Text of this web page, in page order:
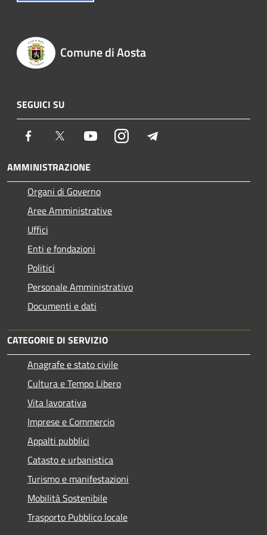
Comune di Aosta
SEGUICI SU
Facebook Twitter YoutubeInstagram
AMMINISTRAZIONE
Organi di Governo
Aree Amministrative
Uffici
Enti e fondazioni
Politici
Personale Amministrativo
Documenti e dati
CATEGORIE DI SERVIZIO
Anagrafe e stato civile
Cultura e Tempo Libero
Vita lavorativa
Imprese e Commercio
Appalti pubblici
Catasto e urbanistica
Turismo e manifestazioni
Mobilità Sostenibile
Trasporto Pubblico locale